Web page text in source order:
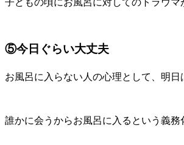
子どもの頃にお風呂に対してのトラウ
⑤今日ぐらい大丈夫
お風呂に入らない人の心理として、明日
誰かに会うからお風呂に入るという義務